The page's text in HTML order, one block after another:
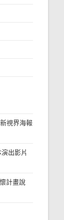
視界海報
出影片
計畫說